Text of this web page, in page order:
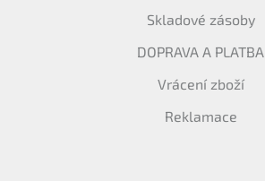
Skladové zásoby
DOPRAVA A PLATBA
Vrácení zboží
Reklamace